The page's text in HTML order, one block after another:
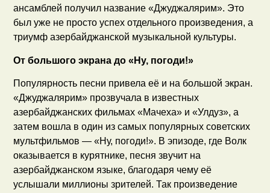
ансамблей получил название «Джуджалярим». Это
был уже не просто успех отдельного произведения, а
триумф азербайджанской музыкальной культуры.
От большого экрана до «Ну, погоди!»
Популярность песни привела её и на большой экран.
«Джуджалярим» прозвучала в известных
азербайджанских фильмах «Мачеха» и «Улдуз», а
затем вошла в один из самых популярных советских
мультфильмов — «Ну, погоди!». В эпизоде, где Волк
оказывается в курятнике, песня звучит на
азербайджанском языке, благодаря чему её
услышали миллионы зрителей. Так произведение